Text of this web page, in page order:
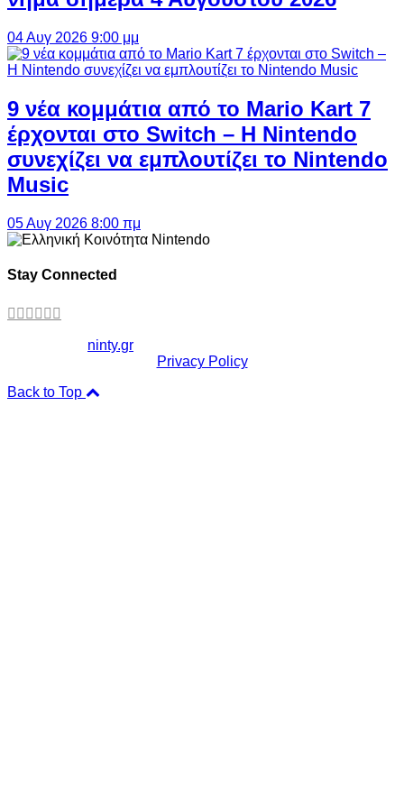
04 Αυγ 2026 9:00 μμ
9 νέα κομμάτια από το Mario Kart 7
έρχονται στο Switch – Η Nintendo
συνεχίζει να εμπλουτίζει το Nintendo
Music
05 Αυγ 2026 8:00 πμ
Stay Connected
ninty.gr
Privacy Policy
Back to Top